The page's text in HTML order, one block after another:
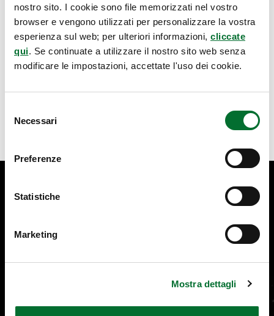
nostro sito. I cookie sono file memorizzati nel vostro
browser e vengono utilizzati per personalizzare la vostra
esperienza sul web; per ulteriori informazioni, cliccate
qui. Se continuate a utilizzare il nostro sito web senza
modificare le impostazioni, accettate l'uso dei cookie.
delNecessari
Preferenze
Statistiche
Marketing
Mostra dettagli
Team
9 anni a Pechino,
culturale e commerciale
essere tra i maggiori esperti
europei nel campo della